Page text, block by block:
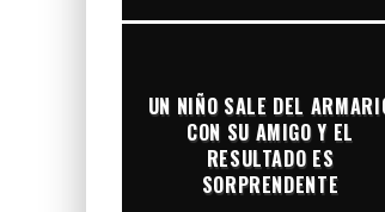
UN NIÑO SALE DEL
CON SU AMIGO Y EL
RESULTADO ES
SORPRENDENTE